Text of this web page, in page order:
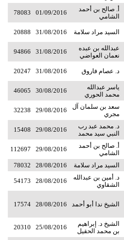
أ. صالح بن أحمد
الشامي
01/09/2016
78083
السيد مراد سلامة 31/08/2016
20888
عبدالله بن عبده
نعمان العواضي
31/08/2016
94866
د. عصام فاروق 31/08/2016
20247
ياسر عبدالله
محمد الحوري
30/08/2016
46065
سعد بن سلمان آل
مجري
29/08/2016
32238
د. محمد عبد رب
النبي سيد محمد
29/08/2016
15408
أ. صالح بن أحمد
الشامي
29/08/2016
112697
السيد مراد سلامة 28/08/2016
78032
د. أمين بن عبدالله
الشقاوي
28/08/2016
54173
الشيخ ندا أبو أحمد 28/08/2016
17574
الشيخ د. إبراهيم
بن محمد الحقيل
25/08/2016
20310